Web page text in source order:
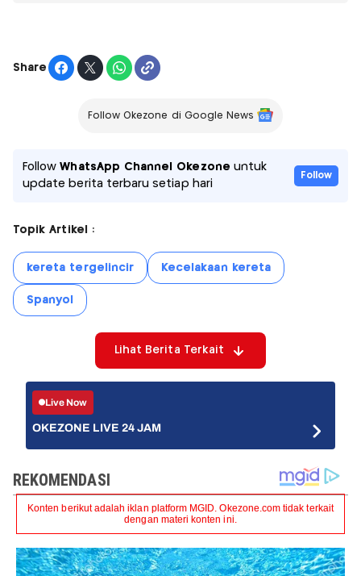
Share
Follow Okezone di Google News
FollowWhatsApp Channel Okezone untuk
update berita terbaru setiap hari
Follow
Topik Artikel :
kereta tergelincir Kecelakaan kereta
Spanyol
Lihat Berita Terkait
Live Now
OKEZONE LIVE 24 JAM